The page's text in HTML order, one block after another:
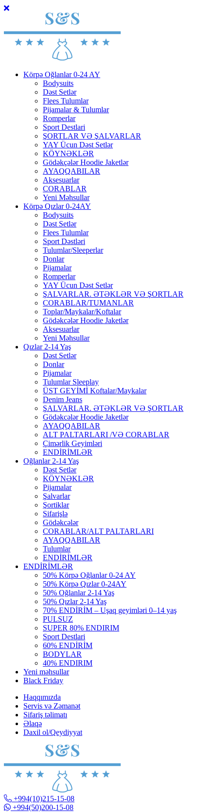
Körpə Oğlanlar 0-24 AY
Bodysuits
Dəst Setlər
Flees Tulumlar
Pijamalar & Tulumlar
Romperlar
Sport Destlari
ŞORTLAR VƏ ŞALVARLAR
YAY Ücun Dəst Setlər
KÖYNƏKLƏR
Gödəkçələr Hoodie Jaketlər
AYAQQABILAR
Aksesuarlar
CORABLAR
Yeni Məhsullar
Körpə Qızlar 0-24AY
Bodysuits
Dəst Setlər
Flees Tulumlar
Sport Dəstləri
Tulumlar/Sleeperlar
Donlar
Pijamalar
Romperlar
YAY Ücun Dəst Setlər
ŞALVARLAR. ƏTƏKLƏR VƏ ŞORTLAR
CORABLAR/TUMANLAR
Toplar/Maykalar/Koftalar
Gödəkcələr Hoodie Jaketlər
Aksesuarlar
Yeni Məhsullar
Qızlar 2-14 Yaş
Dəst Setlər
Donlar
Pijamalar
Tulumlar Sleeplay
ÜST GEYİMİ Koftalar/Maykalar
Denim Jeans
ŞALVARLAR. ƏTƏKLƏR VƏ ŞORTLAR
Gödəkcələr Hoodie Jaketlər
AYAQQABILAR
ALT PALTARLARI /VƏ CORABLAR
Çimərlik Geyimləri
ENDİRİMLƏR
Oğlanlar 2-14 Yaş
Dəst Setlər
KÖYNƏKLƏR
Pijamalar
Şalvarlar
Şortiklar
Sifarişlə
Gödəkcələr
CORABLAR/ALT PALTARLARI
AYAQQABILAR
Tulumlar
ENDİRİMLƏR
ENDİRİMLƏR
50% Körpə Oğlanlar 0-24 AY
50% Körpə Qızlar 0-24AY
50% Oğlanlar 2-14 Yaş
50% Qızlar 2-14 Yaş
70% ENDİRİM – Uşaq geyimləri 0–14 yaş
PULSUZ
SUPER 80% ENDIRIM
Sport Destlari
60% ENDİRİM
BODYLAR
40% ENDIRIM
Yeni məhsullar
Black Friday
Haqqımızda
Servis və Zəmanət
Sifariş təlimatı
Əlaqə
Daxil ol/Qeydiyyat
+994(10)215-15-08
+994(50)200-15-08